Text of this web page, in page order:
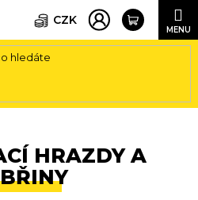
CZK
HRAZDY A